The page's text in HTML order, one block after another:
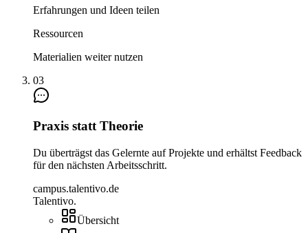
Erfahrungen und Ideen teilen
Ressourcen
Materialien weiter nutzen
03
Praxis statt Theorie
Du überträgst das Gelernte auf Projekte und erhältst Feedback
für den nächsten Arbeitsschritt.
campus.talentivo.de
Talentivo.
Übersicht